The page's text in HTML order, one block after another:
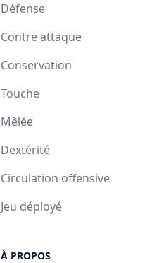
Défense
Contre attaque
Conservation
Touche
Mêlée
Dextérité
Circulation offensive
Jeu déployé
À PROPOS